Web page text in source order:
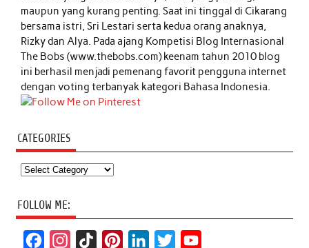
maupun yang kurang penting. Saat ini tinggal di Cikarang
bersama istri, Sri Lestari serta kedua orang anaknya,
Rizky dan Alya. Pada ajang Kompetisi Blog Internasional
The Bobs (www.thebobs.com) keenam tahun 2010 blog
ini berhasil menjadi pemenang favorit pengguna internet
dengan voting terbanyak kategori Bahasa Indonesia.
CATEGORIES
Categories
FOLLOW ME: